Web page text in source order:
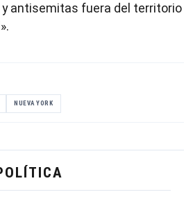
antisemitas fuera del territorio
NUEVA YORK